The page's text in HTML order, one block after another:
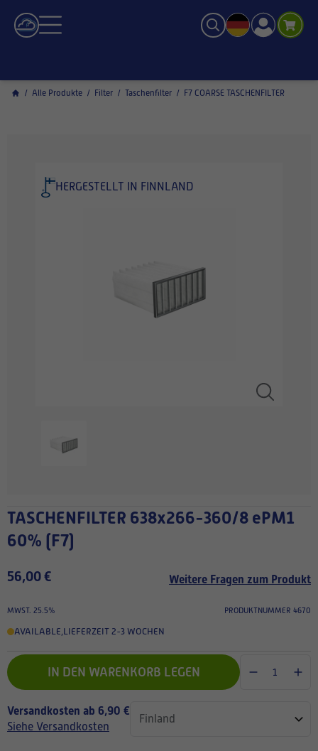
/ Alle Produkte / Filter / Taschenfilter / F7 COARSE TASCHENFILTER
HERGESTELLT IN FINNLAND
TASCHENFILTER 638x266-360/8 ePM1
60% (F7)
56,00 € Weitere Fragen zum Produkt
MWST. 25.5% PRODUKTNUMMER 4670
AVAILABLE,LIEFERZEIT 2-3 WOCHEN
IN DEN WARENKORB LEGEN
Versandkosten ab 6,90 €
Siehe Versandkosten